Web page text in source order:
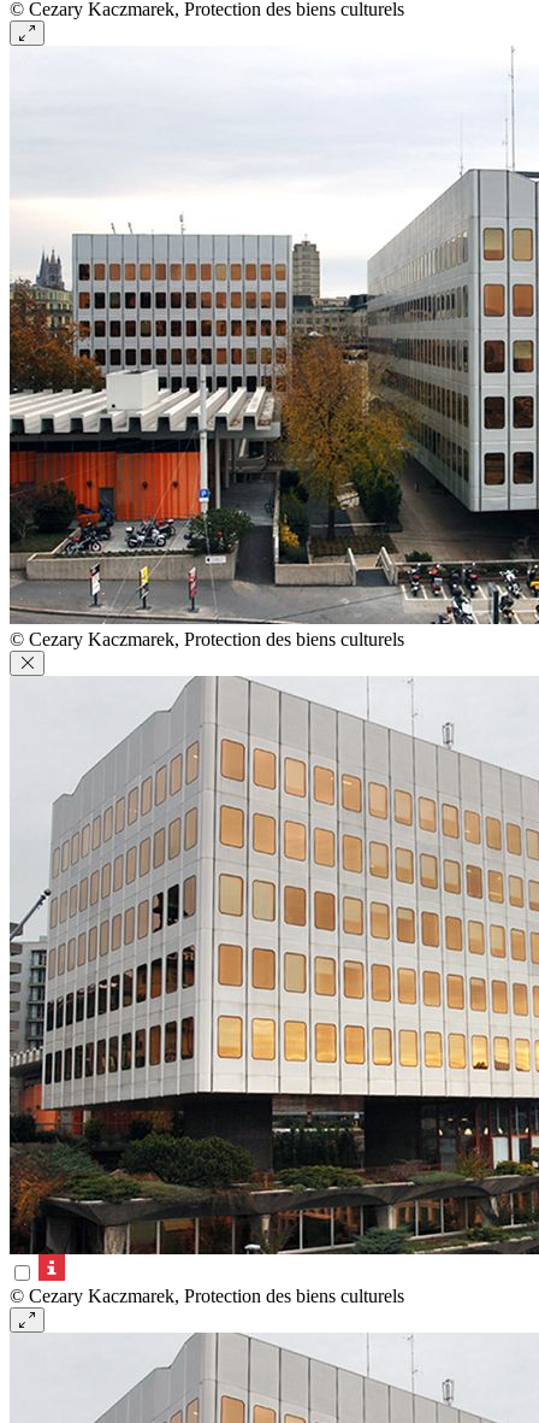
© Cezary Kaczmarek, Protection des biens culturels
© Cezary Kaczmarek, Protection des biens culturels
© Cezary Kaczmarek, Protection des biens culturels